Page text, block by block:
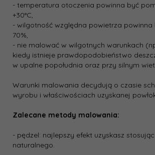
- temperatura otoczenia powinna być
+30°C,
- wilgotność względna powietrza powinna
70%,
- nie malować w wilgotnych warunkach
kiedy istnieje prawdopodobieństwo
w upalne popołudnia oraz przy silnym
Warunki malowania decydują o czasie
wyrobu i właściwościach uzyskanej
Zalecane metody malowania:
- pędzel: najlepszy efekt uzyskasz
naturalnego.